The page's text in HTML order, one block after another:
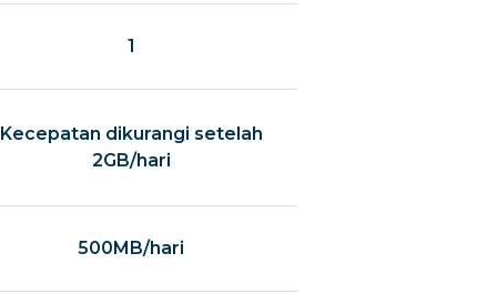
1
Kecepatan dikurangi setelah
2GB/hari
500MB/hari